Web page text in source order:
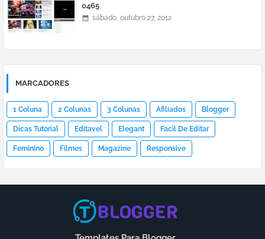
0465
sábado, outubro 27, 2012
MARCADORES
1 Coluna 2 Colunas 3 Colunas Afiliados Blogger
Dicas Tutorial Editavel Elegant Facil De Editar
Feminino Filmes Magazine Responsive